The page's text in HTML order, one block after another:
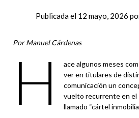
Publicada el 12 mayo, 2026
Por Manuel Cárdenas
H
ace algunos meses
ver en titulares de
comunicación un
vuelto recurrente en el
llamado “cártel